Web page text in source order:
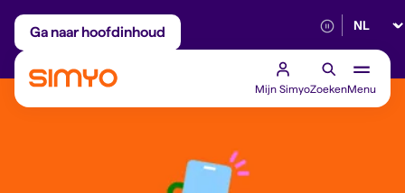
Ga naar hoofdinhoud
Maandelijks aanpasbaar Betrouwbaar
Mijn SimyoZoekenMenu